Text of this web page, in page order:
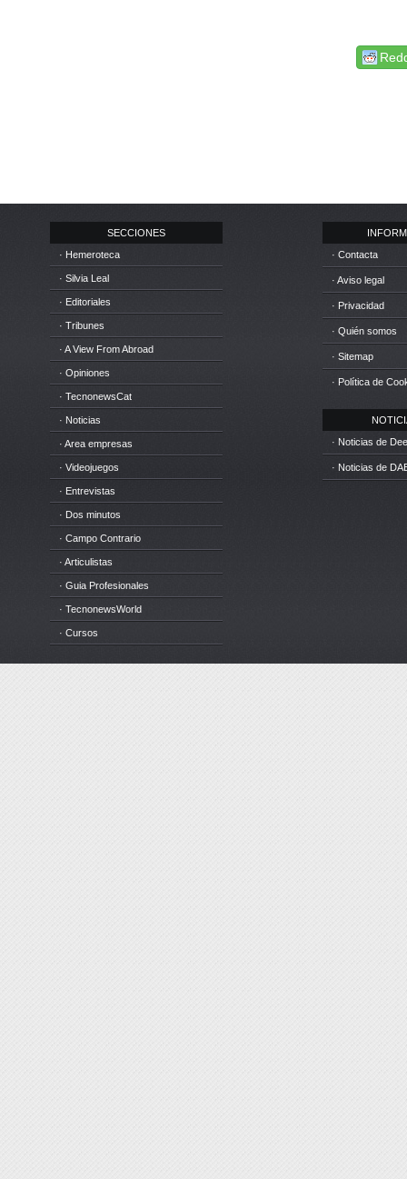
SECCIONES
· Hemeroteca
· Silvia Leal
· Editoriales
· Tribunes
· A View From Abroad
· Opiniones
· TecnonewsCat
· Noticias
· Area empresas
· Videojuegos
· Entrevistas
· Dos minutos
· Campo Contrario
· Articulistas
· Guia Profesionales
· TecnonewsWorld
· Cursos
· Contacta
· Aviso legal
· Privacidad
· Quién somos
· Sitemap
· Política de
· Noticias de
· Noticias de